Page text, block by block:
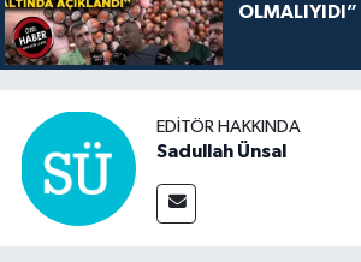
OLMALIYIDI”
EDITÖR HAKKINDA
Sadullah Ünsal